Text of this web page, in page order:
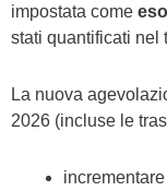
impostata come
stati quantificati nel
La nuova
2026 (incluse le
incrementare